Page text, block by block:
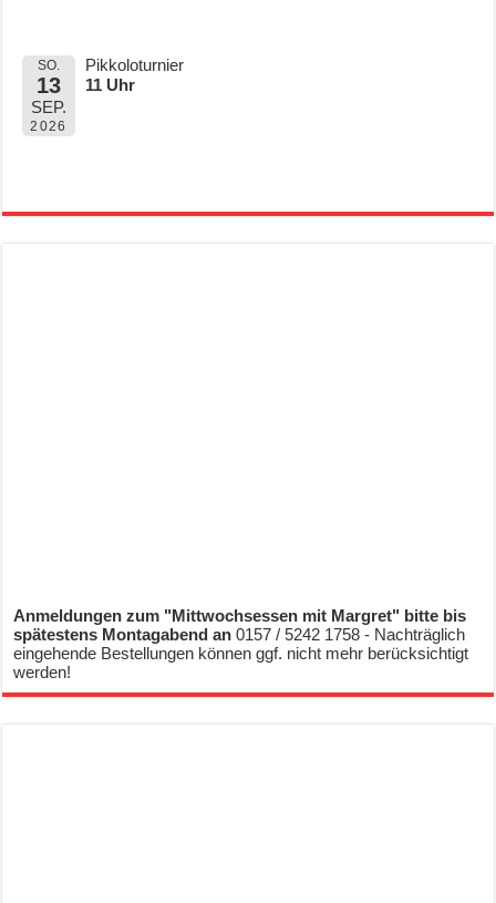
SO.
13
SEP.
2026
Pikkoloturnier
11 Uhr
Anmeldungen zum "Mittwochsessen mit Margret" bitte bis
spätestens Montagabend an0157 / 5242 1758 - Nachträglich
eingehende Bestellungen können ggf. nicht mehr berücksichtigt
werden!